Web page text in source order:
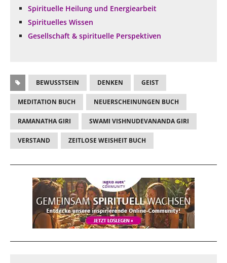
Spirituelle Heilung und Energiearbeit
Spirituelles Wissen
Gesellschaft & spirituelle Perspektiven
BEWUSSTSEIN DENKEN GEIST
MEDITATION BUCH NEUERSCHEINUNGEN BUCH
RAMANATHA GIRI SWAMI VISHNUDEVANANDA GIRI
VERSTAND ZEITLOSE WEISHEIT BUCH